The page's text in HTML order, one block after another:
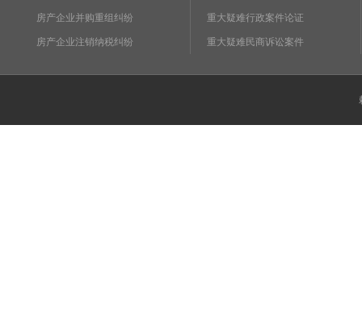
房产企业并购重组纠纷
房产企业注销纳税纠纷
重大疑难行政案件论证
重大疑难民商诉讼案件